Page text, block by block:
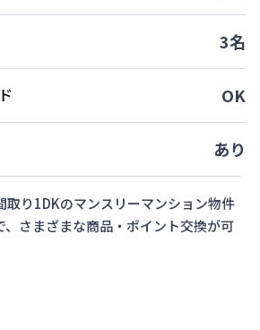
3名
OK
あり
取り1DKのマンスリーマンション物件
、さまざまな商品・ポイント交換が可